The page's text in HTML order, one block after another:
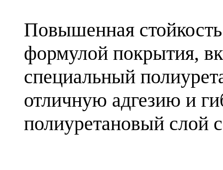
Повышенная
формулой покрытия,
специальный
отличную адгезию и
полиуретановый слой